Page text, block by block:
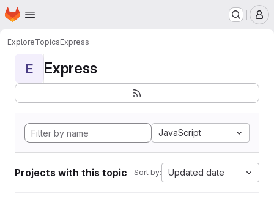
Skip to main content
Homepage
ExploreTopicsExpress
E Express
JavaScript
Projects with this topic Sort by: Updated date